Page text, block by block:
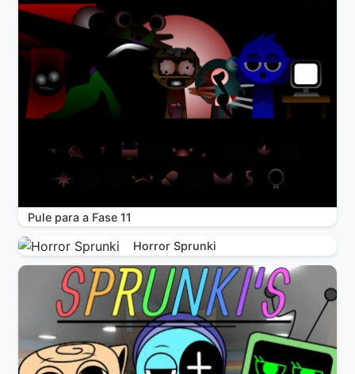
Pule para a Fase 11
Horror Sprunki